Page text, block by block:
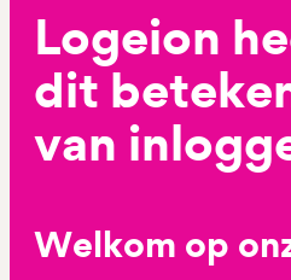
Logeion
dit
van
Welkom op